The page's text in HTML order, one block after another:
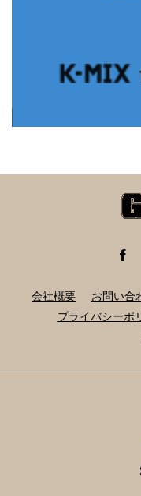
会社概要 お問い合
プライバシーポ